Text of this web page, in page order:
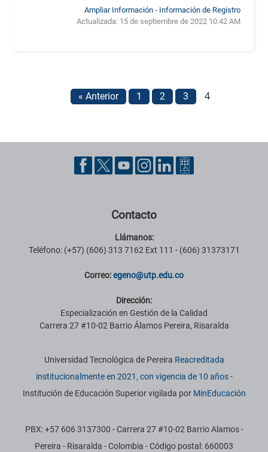
Ampliar Información - Información de Registro
Actualizada: 15 de septiembre de 2022 10:42 AM
« Anterior 1 2 3 4
Pie de página con información de contacto, redes sociales y datos
Contacto
Llámanos:
Teléfono: (+57) (606) 313 7162 Ext 111 - (606) 31373171
Correo:egeno@utp.edu.co
Dirección:
Especialización en Gestión de la Calidad
Carrera 27 #10-02 Barrio Álamos Pereira, Risaralda
Información institucional
Universidad Tecnológica de Pereira Reacreditada
institucionalmente en 2021, con vigencia de 10 años-
Institución de Educación Superior vigilada por MinEducación
PBX: +57 606 3137300 - Carrera 27 #10-02 Barrio Alamos -
Pereira - Risaralda - Colombia - Código postal: 660003